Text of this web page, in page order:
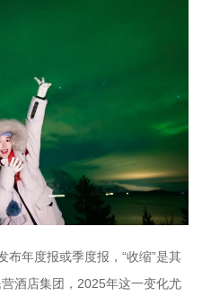
布年度报或季度报，“收缩”是其
酒店集团，2025年这一变化尤